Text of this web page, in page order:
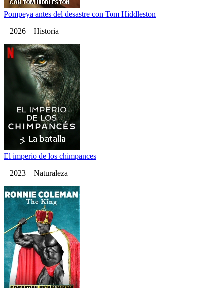
Pompeya antes del desastre con Tom Hiddleston
2026 Historia
El imperio de los chimpances
2023 Naturaleza